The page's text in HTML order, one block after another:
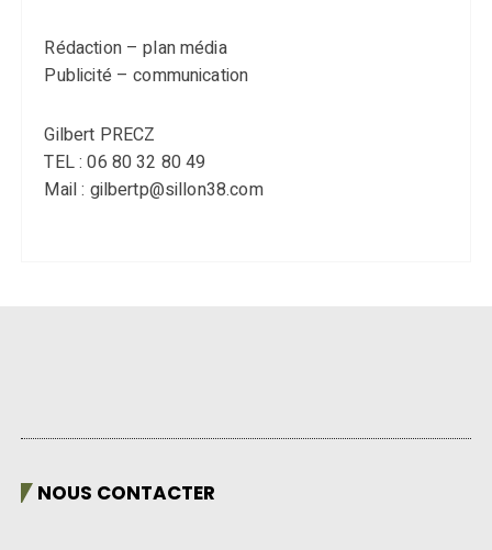
Rédaction – plan média
Publicité – communication
Gilbert PRECZ
TEL : 06 80 32 80 49
Mail : gilbertp@sillon38.com
NOUS CONTACTER